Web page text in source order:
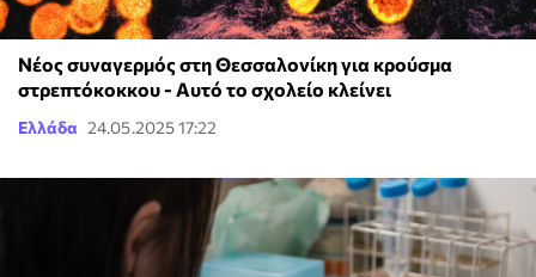
Νέος συναγερμός στη Θεσσαλονίκη για κρούσμα
στρεπτόκοκκου - Αυτό το σχολείο κλείνει
Ελλάδα 24.05.2025 17:22